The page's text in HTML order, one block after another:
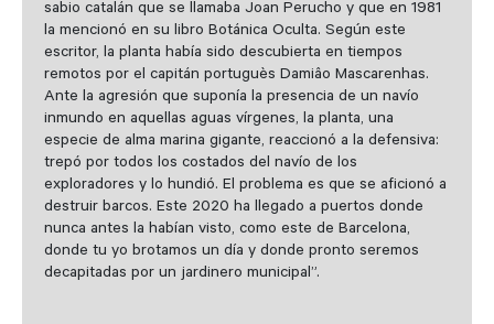
sabio catalán que se llamaba Joan Perucho y que en 1981
la mencionó en su libro Botánica Oculta. Según este
escritor, la planta había sido descubierta en tiempos
remotos por el capitán portuguès Damiâo Mascarenhas.
Ante la agresión que suponía la presencia de un navío
inmundo en aquellas aguas vírgenes, la planta, una
especie de alma marina gigante, reaccionó a la defensiva:
trepó por todos los costados del navío de los
exploradores y lo hundió. El problema es que se aficionó a
destruir barcos. Este 2020 ha llegado a puertos donde
nunca antes la habían visto, como este de Barcelona,
donde tu yo brotamos un día y donde pronto seremos
decapitadas por un jardinero municipal”.